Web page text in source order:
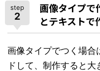
step
2
画像タイプで
とテキストで
画像タイプでつく場合
ドして、制作すると